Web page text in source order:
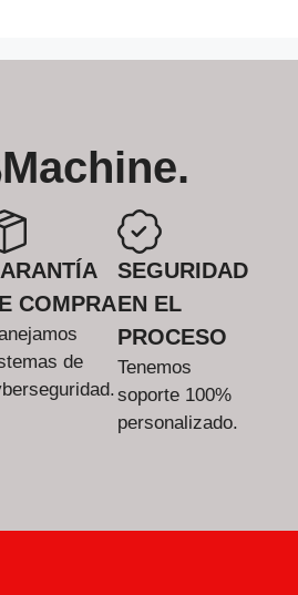
Machine.
COMPRA
de
SEGURIDAD
EN EL
PROCESO
Tenemos
soporte 100%
personalizado.